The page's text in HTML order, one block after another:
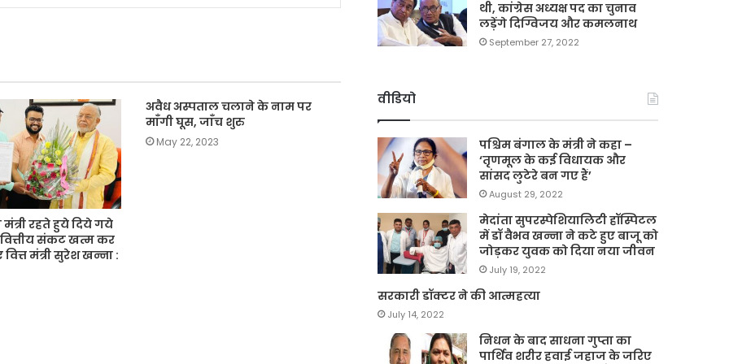
मंत्री रहते हुये दिये गये
संकट खत्म कर
मंत्री सुरेश खन्ना :
अवैध अस्पताल चलाने के नाम पर
माँगी घूस, जाँच शुरु
May 22, 2023
थी, कांग्रेस अध्यक्ष पद का चुनाव
लड़ेंगे दिग्विजय और कमलनाथ
September 27, 2022
वीडियो
पश्चिम बंगाल के मंत्री ने कहा –
‘तृणमूल के कई विधायक और
सांसद लुटेरे बन गए हैं’
August 29, 2022
मेदांता सुपरस्पेशियालिटी हॉस्पिटल
में डॉ वैभव खन्ना ने कटे हुए बाजू को
जोड़कर युवक को दिया नया जीवन
July 19, 2022
सरकारी डॉक्टर ने की आत्महत्या
July 14, 2022
निधन के बाद साधना गुप्ता का
पार्थिव शरीर हवाई जहाज के जरिए